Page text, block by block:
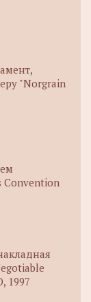
"Norgrain
Convention
1997